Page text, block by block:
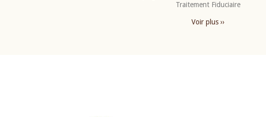
Traitement Fiduciaire
Voir plus ››